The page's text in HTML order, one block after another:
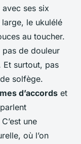
ses six
le ukulélé
au toucher.
de douleur
surtout, pas
solfège.
d’accords et
une
où l’on